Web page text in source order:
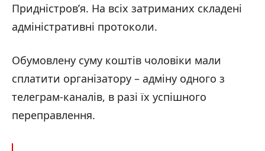
Придністров’я. На всіх затриманих складені
адміністративні протоколи.
Обумовлену суму коштів чоловіки мали
сплатити організатору – адміну одного з
телеграм-каналів, в разі їх успішного
переправлення.